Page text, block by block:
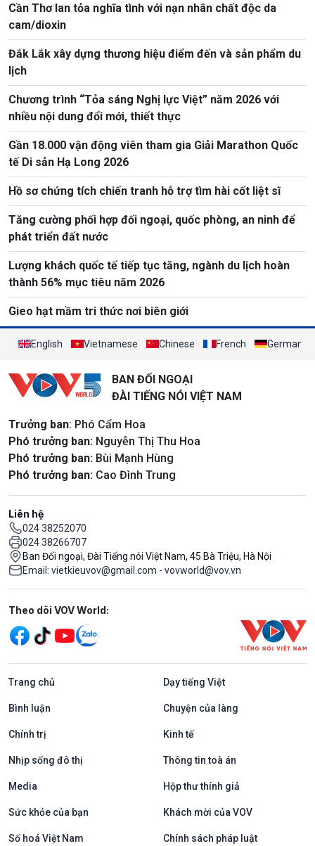
Cần Thơ lan tỏa nghĩa tình với nạn nhân chất độc da
cam/dioxin
Đắk Lắk xây dựng thương hiệu điểm đến và sản phẩm du
lịch
Chương trình “Tỏa sáng Nghị lực Việt” năm 2026 với
nhiều nội dung đổi mới, thiết thực
Gần 18.000 vận động viên tham gia Giải Marathon Quốc
tế Di sản Hạ Long 2026
Hồ sơ chứng tích chiến tranh hỗ trợ tìm hài cốt liệt sĩ
Tăng cường phối hợp đối ngoại, quốc phòng, an ninh để
phát triển đất nước
Lượng khách quốc tế tiếp tục tăng, ngành du lịch hoàn
thành 56% mục tiêu năm 2026
Gieo hạt mầm tri thức nơi biên giới
English Vietnamese Chinese French German
BAN ĐỐI NGOẠI
ĐÀI TIẾNG NÓI VIỆT NAM
Trưởng ban: Phó Cẩm Hoa
Phó trưởng ban: Nguyễn Thị Thu Hoa
Phó trưởng ban: Bùi Mạnh Hùng
Phó trưởng ban: Cao Đình Trung
Liên hệ
024 38252070
024 38266707
Ban Đối ngoại, Đài Tiếng nói Việt Nam, 45 Bà Triệu, Hà Nội
Email: vietkieuvov@gmail.com - vovworld@vov.vn
Mạng xã hội
Theo dõi VOV World:
Trang chủ Dạy tiếng Việt
Bình luận Chuyện của làng
Chính trị Kinh tế
Nhịp sống đô thị Thông tin toà án
Media Hộp thư thính giả
Sức khỏe của bạn Khách mời của VOV
Số hoá Việt Nam Chính sách pháp luật